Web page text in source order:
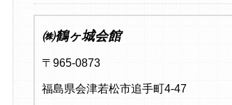
㈱鶴ヶ城会館
〒965-0873
福島県会津若松市追手町4-47